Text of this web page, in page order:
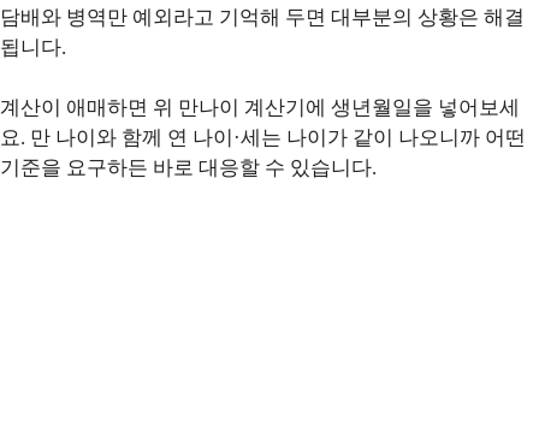
담배와 병역만 예외라고 기억해 두면 대부분의 상황은 해결
됩니다.
계산이 애매하면 위 만나이 계산기에 생년월일을 넣어보세
요. 만 나이와 함께 연 나이·세는 나이가 같이 나오니까 어떤
기준을 요구하든 바로 대응할 수 있습니다.